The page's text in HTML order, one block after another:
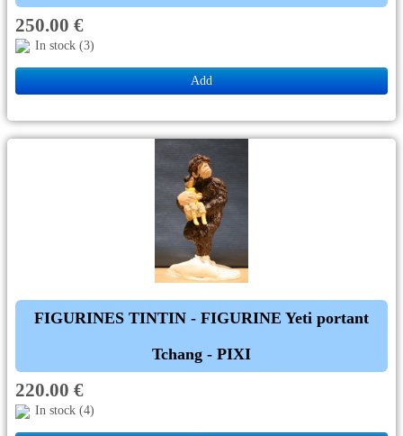
250.00 €
In stock (3)
Add
FIGURINES TINTIN - FIGURINE Yeti portant
Tchang - PIXI
220.00 €
In stock (4)